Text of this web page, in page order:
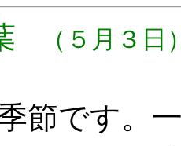
（５月３日
節です。